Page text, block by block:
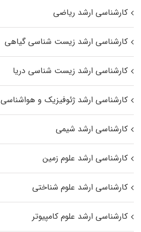
کارشناسی ارشد ریاضی
کارشناسی ارشد زیست‌ شناسی گیاهی
کارشناسی ارشد زیست‌ شناسی دریا
کارشناسی ارشد ژئوفیزیک و هواشناسی
کارشناسی ارشد شیمی
کارشناسی ارشد علوم زمین
کارشناسی ارشد علوم شناختی
کارشناسی ارشد علوم کامپیوتر